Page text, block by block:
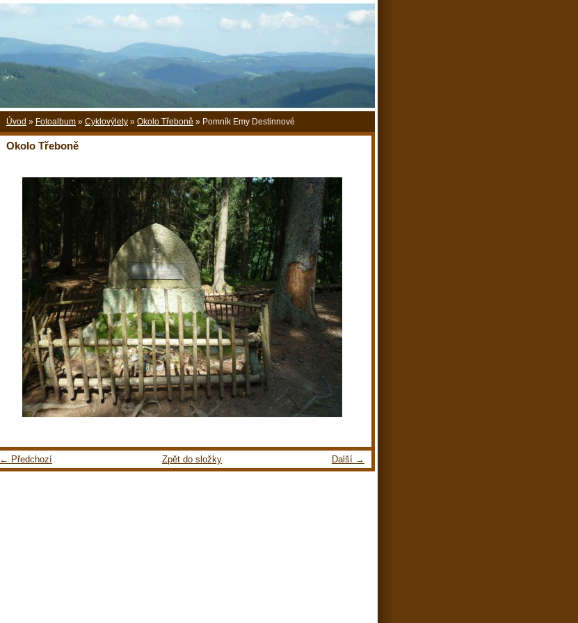
Úvod » Fotoalbum » Cyklovýlety » Okolo Třeboně » Pomník Emy Destinnové
Okolo Třeboně
← Předchozí Další →
Zpět do složky